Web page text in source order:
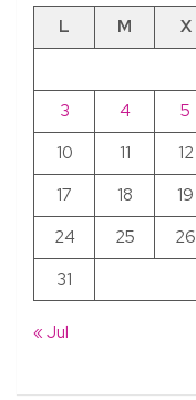
L
M X
3
4 5
10
11 12
17
18 19
24
25 26
31
« Jul